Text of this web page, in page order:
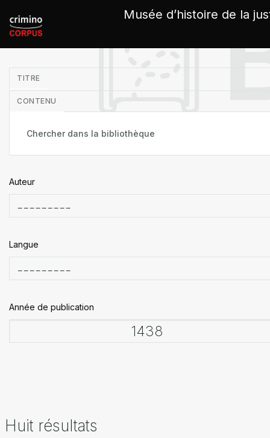
Musée d’histoire de la
TITRE
CONTENU
Auteur
Langue
Année de publication
Huit résultats
Panneau de gestion des cookies